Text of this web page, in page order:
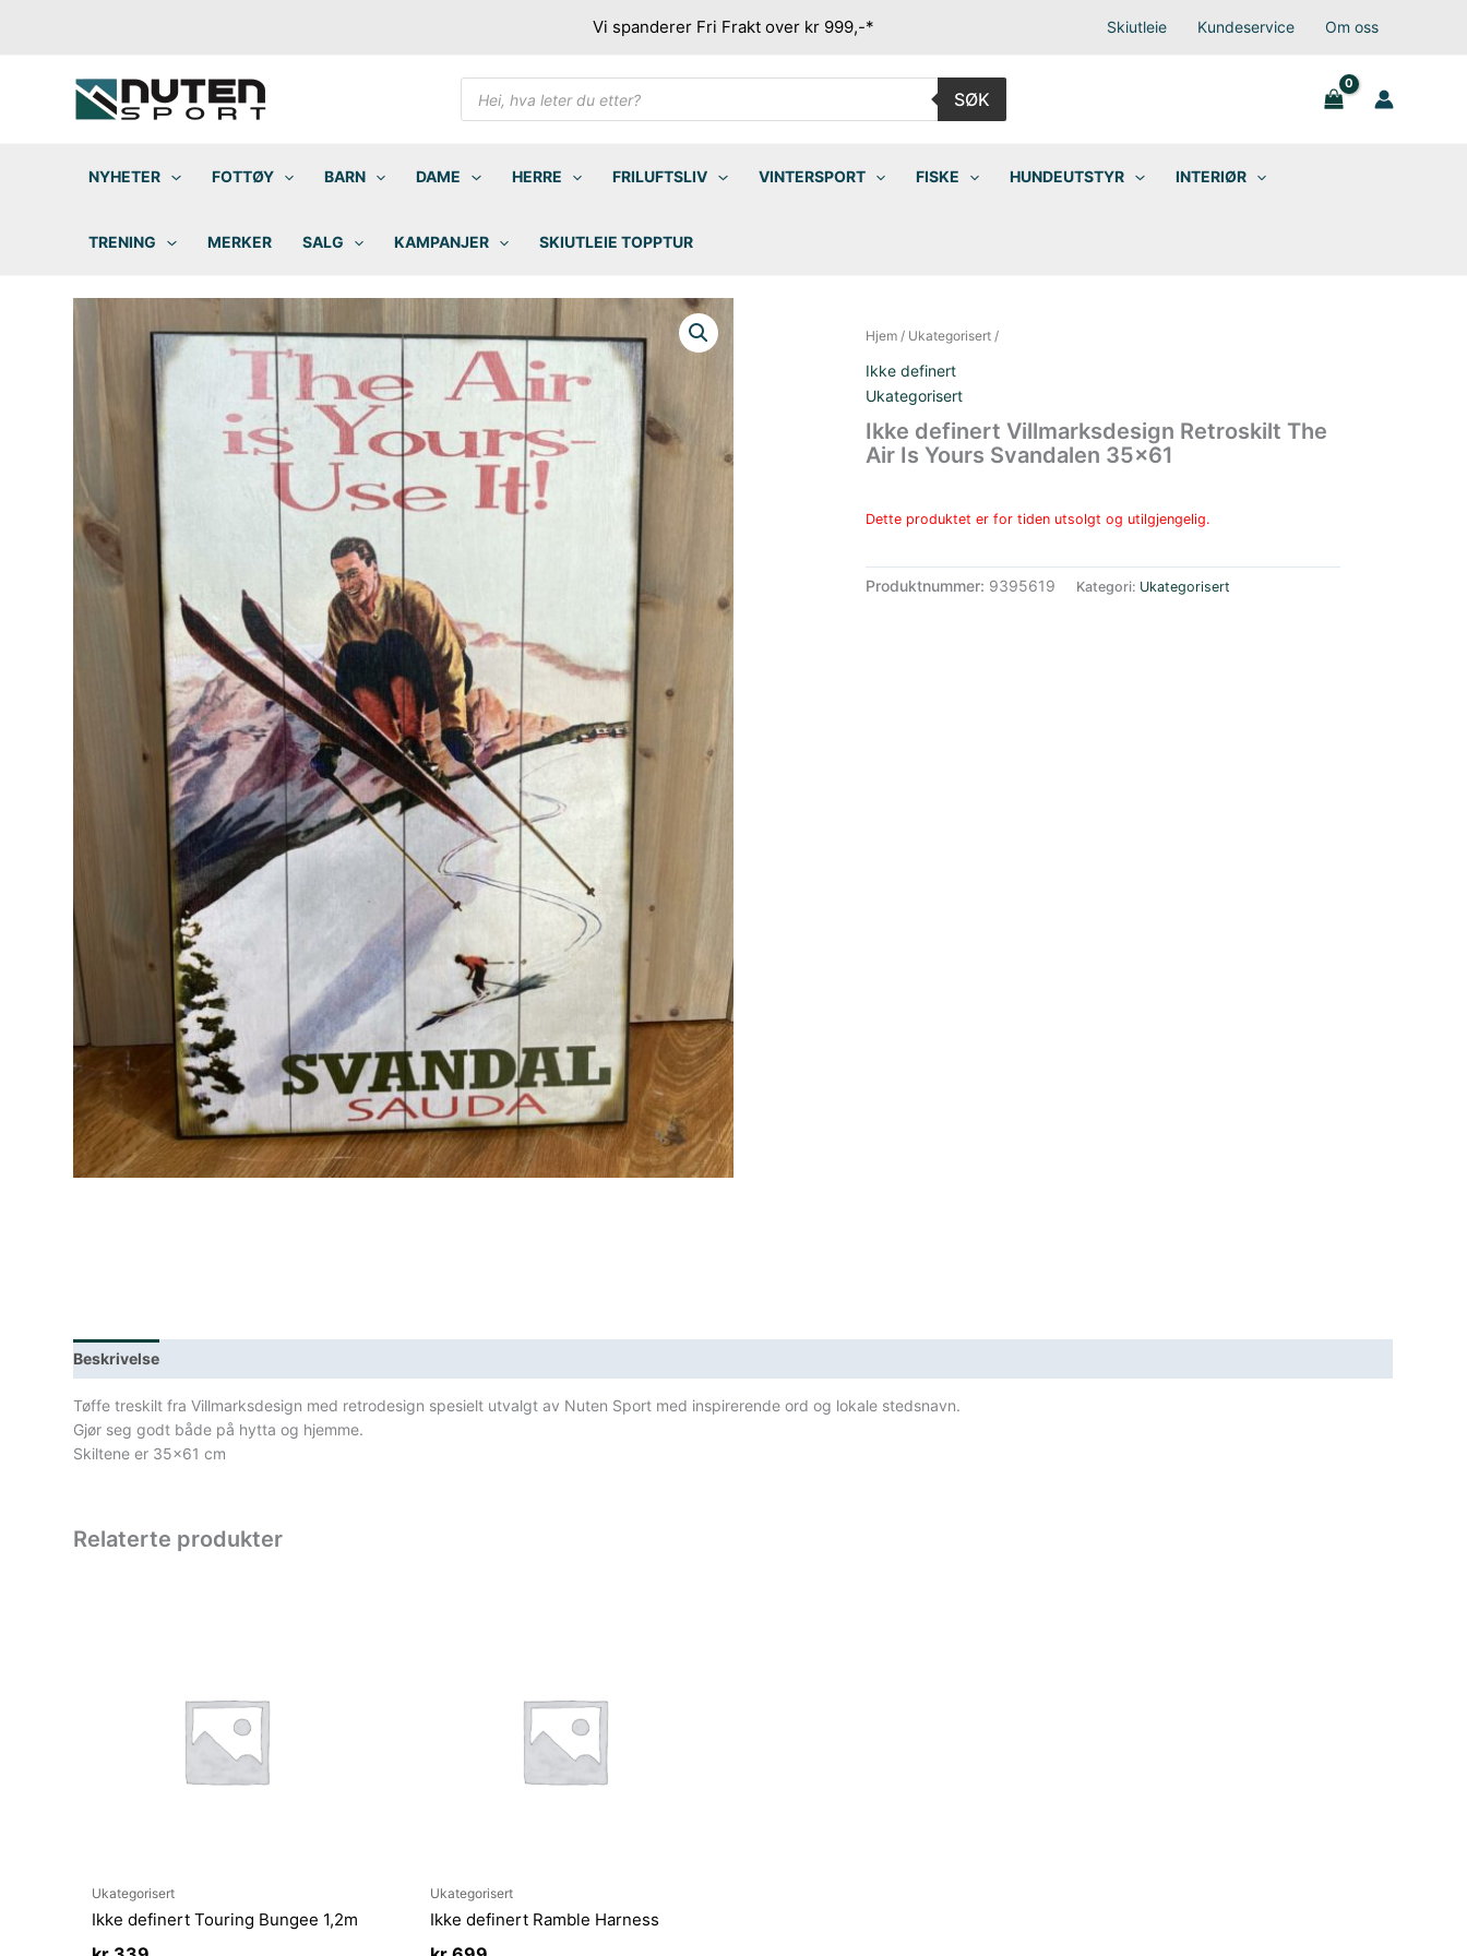
Vi spanderer Fri Frakt over kr 999,-* Skiutleie Kundeservice Om oss
Products
search
SØK
NYHETER FOTTØY BARN DAME HERRE FRILUFTSLIV VINTERSPORT FISKE HUNDEUTSTYR INTERIØR
TRENING MERKER SALG KAMPANJER SKIUTLEIE TOPPTUR
Hjem/ Ukategorisert/
Ikke definert
Ukategorisert
Ikke definert Villmarksdesign Retroskilt The
Air Is Yours Svandalen 35×61
Dette produktet er for tiden utsolgt og utilgjengelig.
Produktnummer: 9395619 Kategori: Ukategorisert
Beskrivelse
Tøffe treskilt fra Villmarksdesign med retrodesign spesielt utvalgt av Nuten Sport med inspirerende ord og lokale stedsnavn.
Gjør seg godt både på hytta og hjemme.
Skiltene er 35×61 cm
Relaterte produkter
Ukategorisert
Ikke definert Touring Bungee 1,2m
Ukategorisert
Ikke definert Ramble Harness